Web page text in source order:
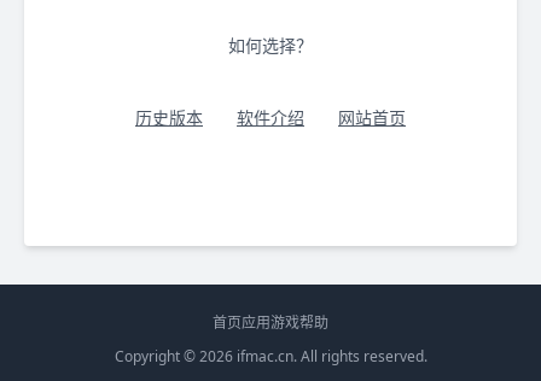
如何选择？
历史版本 软件介绍 网站首页
首页应用游戏帮助
Copyright © 2026 ifmac.cn. All rights reserved.